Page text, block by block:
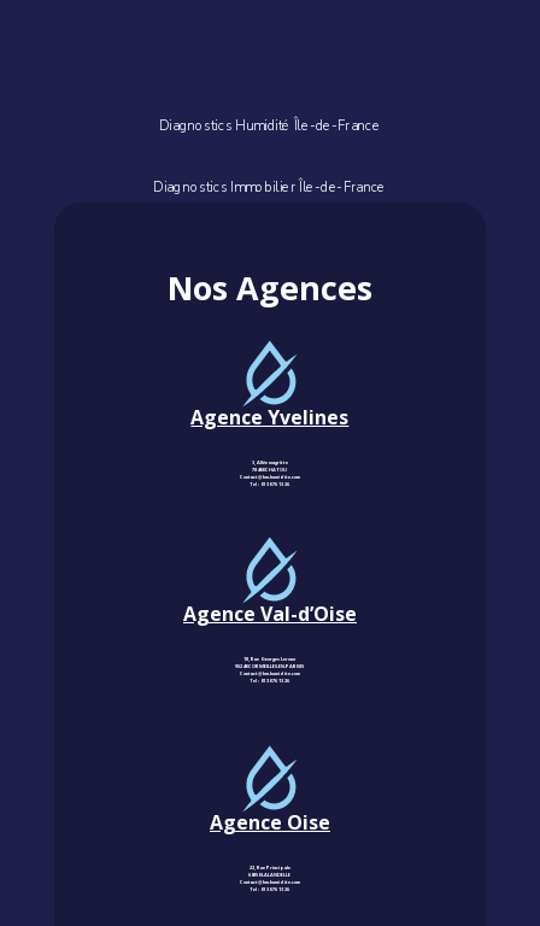
Diagnostics Humidité Île-de-France
Diagnostics Immobilier Île-de-France
Nos Agences
Agence Yvelines
3, Allée magritte
78400 CHATOU
Contact@km-humidite.com
Tel : 01 30 76 13 26
Agence Val-d’Oise
18, Rue Georges Leroux
95240 CORMEILLES-EN-PARISIS
Contact@km-humidite.com
Tel : 01 30 76 13 26
Agence Oise
22, Rue Principale
60850 LALANDELLE
Contact@km-humidite.com
Tel : 01 30 76 13 26